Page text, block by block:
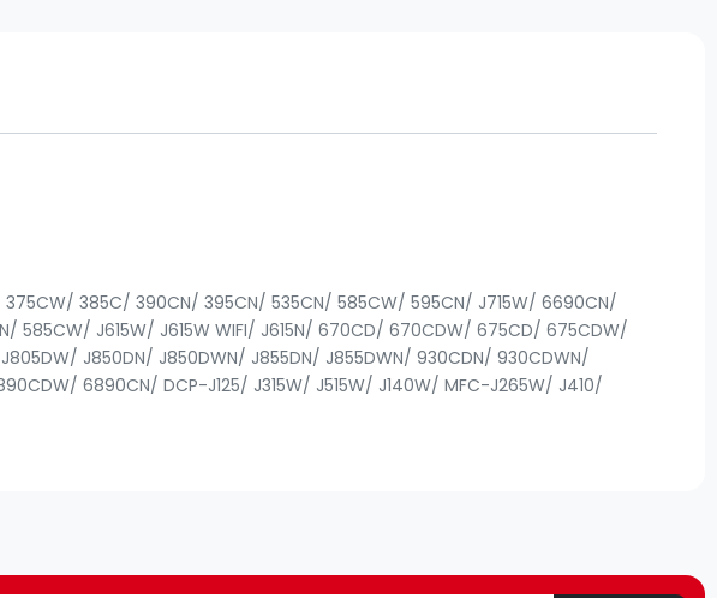
385C/ 390CN/ 395CN/ 535CN/ 585CW/ 595CN/ J715W/ 6690CN/
J615W/ J615W WIFI/ J615N/ 670CD/ 670CDW/ 675CD/ 675CDW/
J850DN/ J850DWN/ J855DN/ J855DWN/ 930CDN/ 930CDWN/
6890CN/ DCP-J125/ J315W/ J515W/ J140W/ MFC-J265W/ J410/